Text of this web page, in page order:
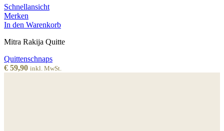
Schnellansicht
Merken
In den Warenkorb
Mitra Rakija Quitte
Quittenschnaps
€ 59,90 inkl. MwSt.